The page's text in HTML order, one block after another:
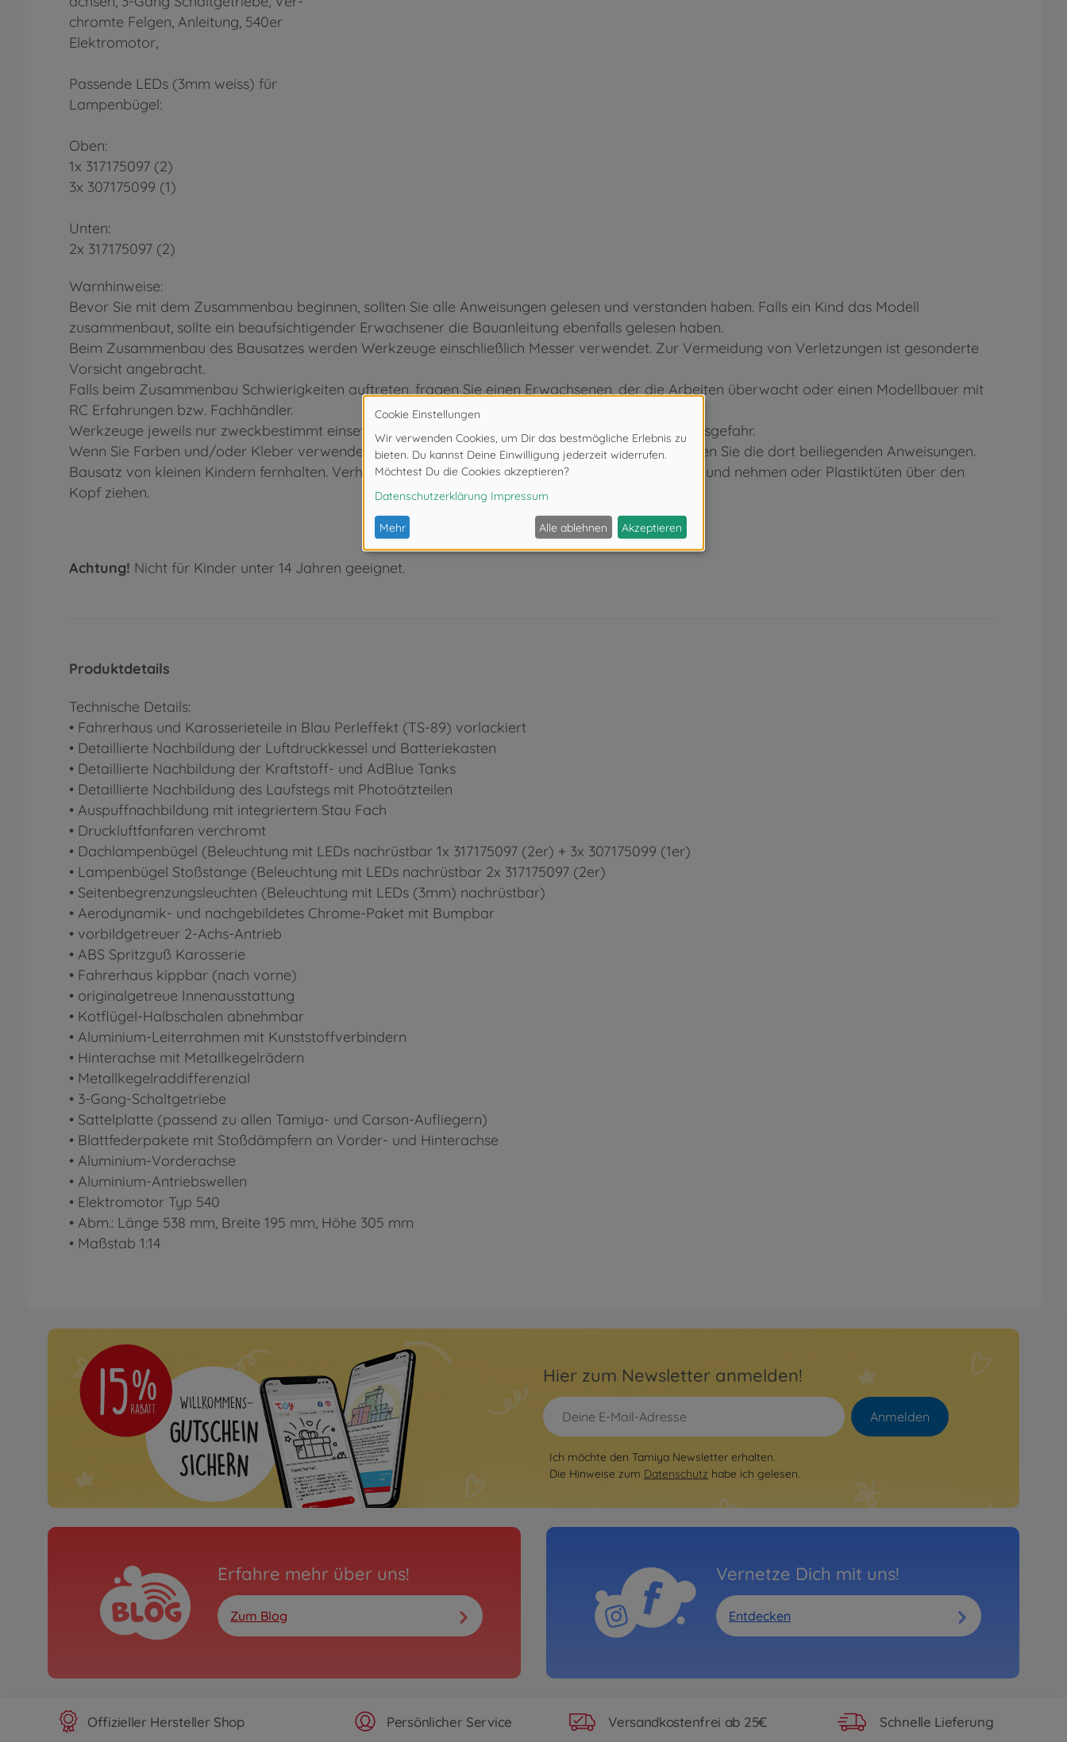
chromte Felgen, Anleitung, 540er
Elektromotor,
Passende LEDs (3mm weiss) für
Lampenbügel:
Oben:
1x 317175097 (2)
3x 307175099 (1)
Unten:
2x 317175097 (2)
Warnhinweise:
Bevor Sie mit dem Zusammenbau beginnen, sollten Sie alle Anweisungen gelesen und verstanden haben. Falls ein Kind das Modell
zusammenbaut, sollte ein beaufsichtigender Erwachsener die Bauanleitung ebenfalls gelesen haben.
Beim Zusammenbau des Bausatzes werden Werkzeuge einschließlich Messer verwendet. Zur Vermeidung von Verletzungen ist gesonderte
Vorsicht angebracht.
Falls beim Zusammenbau Schwierigkeiten auftreten, fragen Sie einen Erwachsenen, der die Arbeiten überwacht oder einen Modellbauer mit
RC Erfahrungen bzw. Fachhändler.
Werkzeuge jeweils nur zweckbestimmt einsetzen. Bei fehlerhafter Anwendung besteht Verletzungsgefahr.
Wenn Sie Farben und/oder Kleber verwenden (nicht im Bausatz enthalten), beachten und befolgen Sie die dort beiliegenden Anweisungen.
Bausatz von kleinen Kindern fernhalten. Verhüten Sie, dass Kinder irgendwelche Bauteile in den Mund nehmen oder Plastiktüten über den
Kopf ziehen.
Achtung! Nicht für Kinder unter 14 Jahren geeignet.
Produktdetails
Technische Details:
• Fahrerhaus und Karosserieteile in Blau Perleffekt (TS-89) vorlackiert
• Detaillierte Nachbildung der Luftdruckkessel und Batteriekasten
• Detaillierte Nachbildung der Kraftstoff- und AdBlue Tanks
• Detaillierte Nachbildung des Laufstegs mit Photoätzteilen
• Auspuffnachbildung mit integriertem Stau Fach
• Druckluftfanfaren verchromt
• Dachlampenbügel (Beleuchtung mit LEDs nachrüstbar 1x 317175097 (2er) + 3x 307175099 (1er)
• Lampenbügel Stoßstange (Beleuchtung mit LEDs nachrüstbar 2x 317175097 (2er)
• Seitenbegrenzungsleuchten (Beleuchtung mit LEDs (3mm) nachrüstbar)
• Aerodynamik- und nachgebildetes Chrome-Paket mit Bumpbar
• vorbildgetreuer 2-Achs-Antrieb
• ABS Spritzguß Karosserie
• Fahrerhaus kippbar (nach vorne)
• originalgetreue Innenausstattung
• Kotflügel-Halbschalen abnehmbar
• Aluminium-Leiterrahmen mit Kunststoffverbindern
• Hinterachse mit Metallkegelrädern
• Metallkegelraddifferenzial
• 3-Gang-Schaltgetriebe
• Sattelplatte (passend zu allen Tamiya- und Carson-Aufliegern)
• Blattfederpakete mit Stoßdämpfern an Vorder- und Hinterachse
• Aluminium-Vorderachse
• Aluminium-Antriebswellen
• Elektromotor Typ 540
• Abm.: Länge 538 mm, Breite 195 mm, Höhe 305 mm
• Maßstab 1:14
Hier zum Newsletter anmelden!
Anmelden
Ich möchte den Tamiya Newsletter erhalten.
Die Hinweise zum Datenschutz habe ich gelesen.
Erfahre mehr über uns!
Zum Blog
Vernetze Dich mit uns!
Entdecken
Offizieller Hersteller Shop Persönlicher Service Versandkostenfrei ab 25€ Schnelle Lieferung